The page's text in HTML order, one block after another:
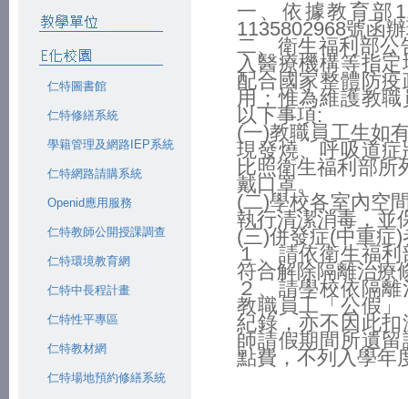
仁特圖書館
仁特修繕系統
學籍管理及網路IEP系統
仁特網路請購系統
Openid應用服務
仁特教師公開授課調查
仁特環境教育網
仁特中長程計畫
仁特性平專區
仁特教材網
仁特場地預約修繕系統
一、依據教育部
1135802968號函
二、衛生福利部公
入醫療機構等指
配合國家整體防
用；惟為維護教
以下事項:
(一)教職員工生如
現發燒、呼吸道
比照衛生福利部所
戴口罩。
(二)學校各室內空
執行清潔消毒，並
(三)併發症(中重症
１、請依衛生福
符合解除隔離治療
２、請學校依隔
教職員工「公假
紀錄，亦不因此
師請假期間所遺
點費，不列入學年